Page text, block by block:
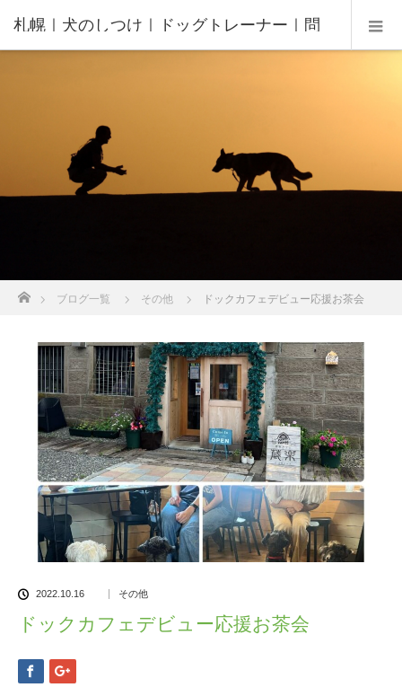
札幌｜犬のしつけ｜ドッグトレーナー｜問
んの家庭教師®️
ブログ一覧 その他 ドックカフェデビュー応援お茶会
2022.10.16 その他
ドックカフェデビュー応援お茶会